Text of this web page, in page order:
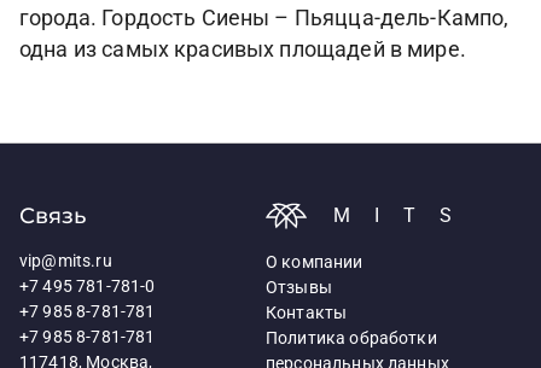
города. Гордость Сиены – Пьяцца-дель-Кампо,
одна из самых красивых площадей в мире.
Связь
vip@mits.ru
+7 495 781-781-0
+7 985 8-781-781
+7 985 8-781-781
117418, Москва,
MITS
О компании
Отзывы
Контакты
Политика обработки
персональных данных